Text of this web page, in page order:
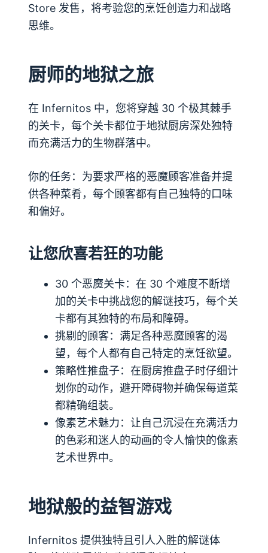
Store 发售，将考验您的烹饪创造力和战略
思维。
厨师的地狱之旅
在 Infernitos 中，您将穿越 30 个极其棘手
的关卡，每个关卡都位于地狱厨房深处独特
而充满活力的生物群落中。
你的任务：为要求严格的恶魔顾客准备并提
供各种菜肴，每个顾客都有自己独特的口味
和偏好。
让您欣喜若狂的功能
30 个恶魔关卡：在 30 个难度不断增
加的关卡中挑战您的解谜技巧，每个关
卡都有其独特的布局和障碍。
挑剔的顾客：满足各种恶魔顾客的渴
望，每个人都有自己特定的烹饪欲望。
策略性推盘子：在厨房推盘子时仔细计
划你的动作，避开障碍物并确保每道菜
都精确组装。
像素艺术魅力：让自己沉浸在充满活力
的色彩和迷人的动画的令人愉快的像素
艺术世界中。
地狱般的益智游戏
Infernitos 提供独特且引人入胜的解谜体